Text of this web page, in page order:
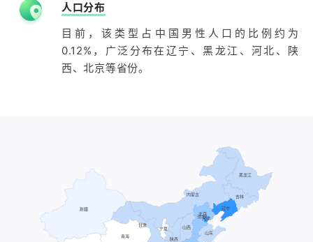
人口分布
目前，该类型占中国男性人口的比例约为
0.12%，广泛分布在辽宁、黑龙江、河北、陕
西、北京等省份。